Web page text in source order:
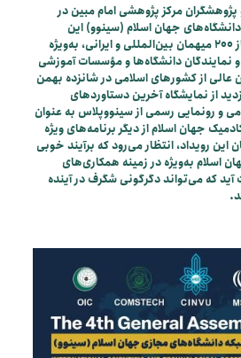
مرکز پژوهشی امام مبین در
جهان اسلام (سینوو) این
گردهمایی با حضور بیش از 200 میهمان بین‌المللی و ایرانی، به‌ویژه
نمایندگان دانشگاه‌ها و مؤسسات آموزشی
عالی از کشورهای اسلامی در شانزده بهمن
از نمایشگاه آخرین دستاوردهای
و رونمایی رسمی از سینووپلاس به عنوان
جهان اسلام از دیگر برنامه‌های ویژه
این رویداد، انتظار می‌رود که برآیند خوبی
اسلام به‌ویژه در زمینه همکاری‌های
که می‌تواند دگرگونی شگرف در آینده